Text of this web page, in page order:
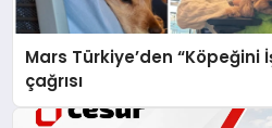
Mars Türkiye’den “Köpeğini
çağrısı